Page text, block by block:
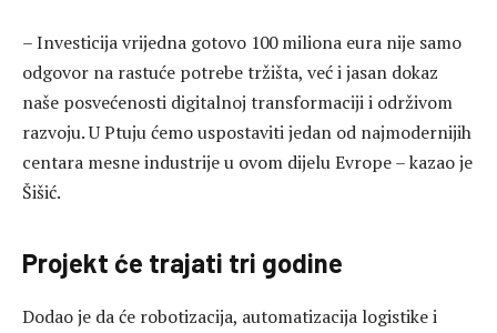
– Investicija vrijedna gotovo 100 miliona eura nije samo
odgovor na rastuće potrebe tržišta, već i jasan dokaz
naše posvećenosti digitalnoj transformaciji i održivom
razvoju. U Ptuju ćemo uspostaviti jedan od najmodernijih
centara mesne industrije u ovom dijelu Evrope – kazao je
Šišić.
Projekt će trajati tri godine
Dodao je da će robotizacija, automatizacija logistike i